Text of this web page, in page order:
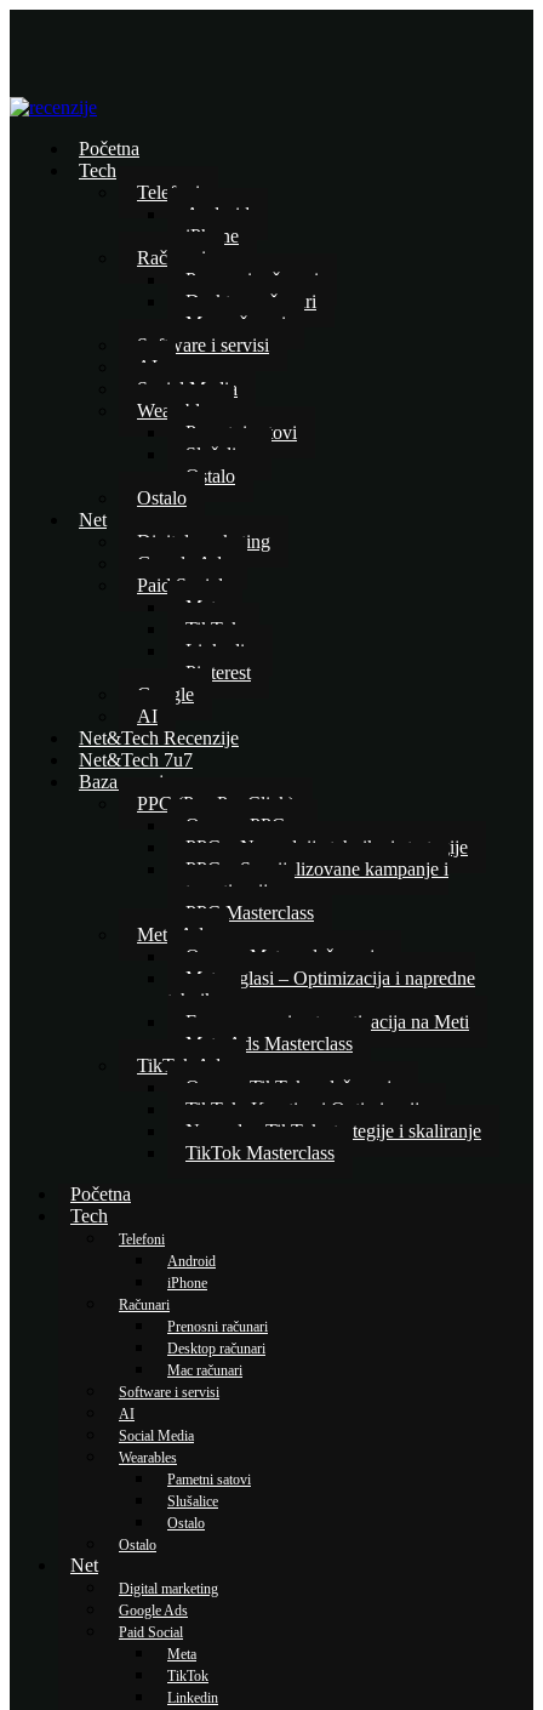
Početna
Tech
Telefoni
Android
iPhone
Računari
Prenosni računari
Desktop računari
Mac računari
Software i servisi
AI
Social Media
Wearables
Pametni satovi
Slušalice
Ostalo
Ostalo
Net
Digital marketing
Google Ads
Paid Social
Meta
TikTok
Linkedin
Pinterest
Google
AI
Net&Tech Recenzije
Net&Tech 7u7
Baza znanja
PPC (Pay Per Click)
Osnove PPC-a
PPC – Naprednije tehnike i strategije
PPC – Specijalizovane kampanje i
automatizacija
PPC Masterclass
Meta Ads
Osnove Meta oglašavanja
Meta oglasi – Optimizacija i napredne
tehnike
E-commerce i automatizacija na Meti
Meta Ads Masterclass
TikTok Ads
Osnove TikTok oglašavanja
TikTok: Kreativa i Optimizacija
Napredne TikTok strategije i skaliranje
TikTok Masterclass
Početna
Tech
Telefoni
Android
iPhone
Računari
Prenosni računari
Desktop računari
Mac računari
Software i servisi
AI
Social Media
Wearables
Pametni satovi
Slušalice
Ostalo
Ostalo
Net
Digital marketing
Google Ads
Paid Social
Meta
TikTok
Linkedin